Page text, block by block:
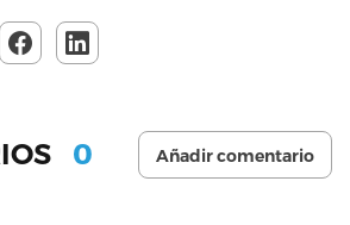
0 Añadir comentario